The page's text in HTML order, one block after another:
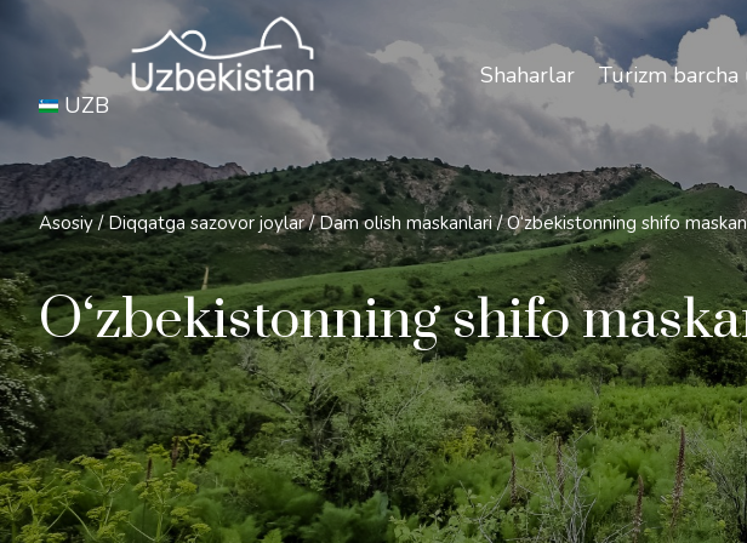
Xavfsizlik va
Shaharlar
Turizm barcha
UZB
Asosiy / Diqqatga sazovor joylar / Dam olish maskanlari / O‘zbekistonning shifo
O‘zbekistonning shifo